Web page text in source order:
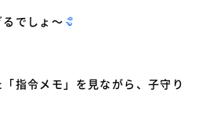
でしょ～
指令メモ」を見ながら、子守り